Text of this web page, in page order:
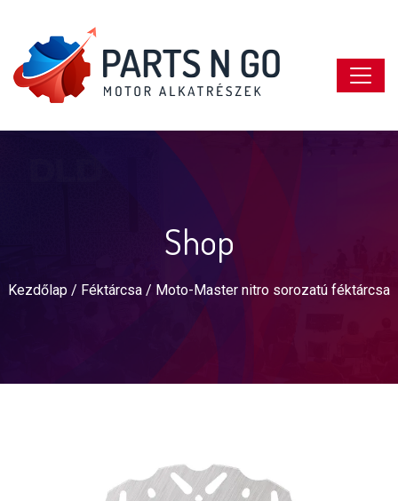
Shop
Kezdőlap / Féktárcsa / Moto-Master nitro sorozatú féktárcsa